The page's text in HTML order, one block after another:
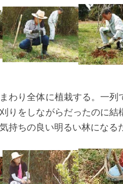
郎
ク
ヌ
ギ
ヤ
モ
モ
ヤ
グ
リ
わり全体に植栽する。一
りをしながらだったのに
持ちの良い明るい林になる